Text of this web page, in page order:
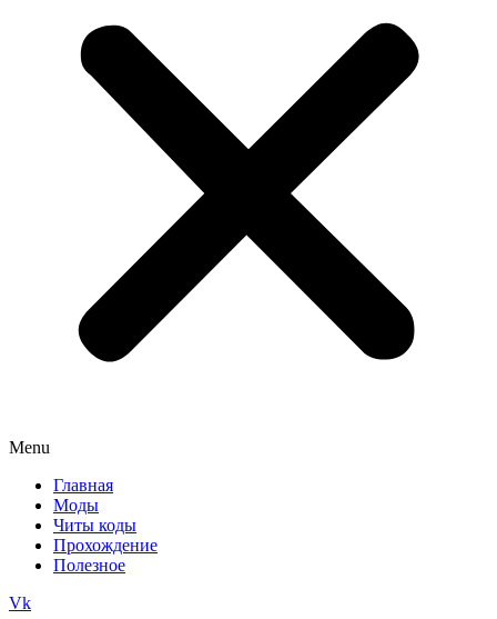
Menu
Главная
Моды
Читы коды
Прохождение
Полезное
Vk